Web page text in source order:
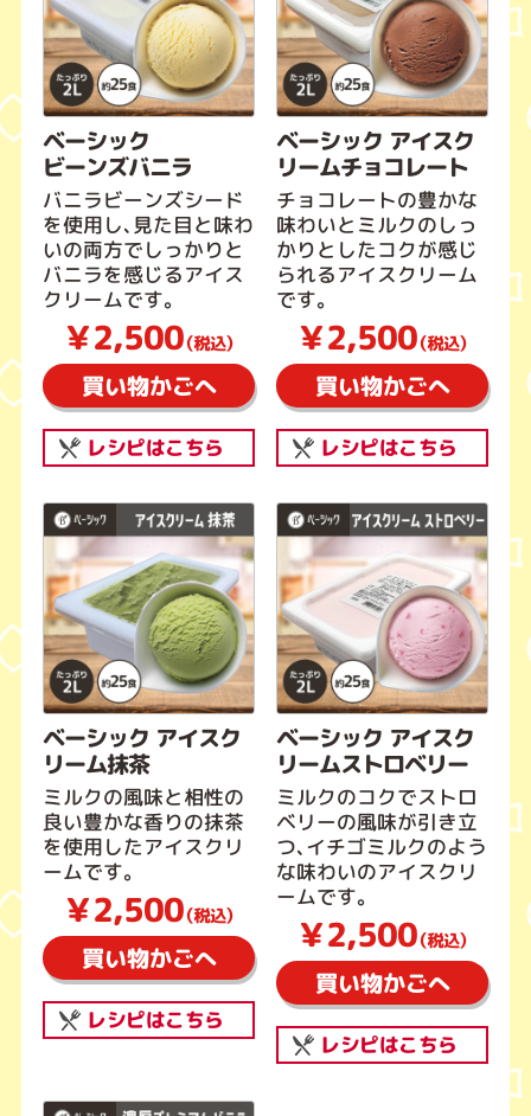
ベーシック
ビーンズバニラ
バニラビーンズシード
を使用し、見た目と味わ
いの両方でしっかりと
バニラを感じるアイス
クリームです。
￥2,500（税込）
買い物かごへ
レシピはこちら
ベーシック アイスク
リームチョコレート
チョコレートの豊かな
味わいとミルクのしっ
かりとしたコクが感じ
られるアイスクリーム
です。
￥2,500（税込）
買い物かごへ
レシピはこちら
ベーシック アイスク
リーム抹茶
ミルクの風味と相性の
良い豊かな香りの抹茶
を使用したアイスクリ
ームです。
￥2,500（税込）
買い物かごへ
レシピはこちら
ベーシック アイスク
リームストロベリー
ミルクのコクでストロ
ベリーの風味が引き立
つ、イチゴミルクのよう
な味わいのアイスクリ
ームです。
￥2,500（税込）
買い物かごへ
レシピはこちら